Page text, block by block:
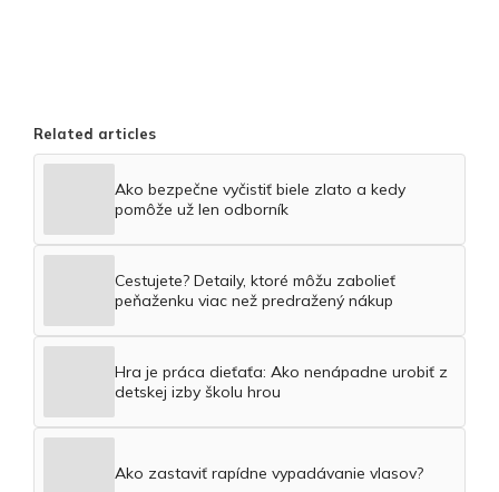
Related articles
Ako bezpečne vyčistiť biele zlato a kedy
pomôže už len odborník
Cestujete? Detaily, ktoré môžu zabolieť
peňaženku viac než predražený nákup
Hra je práca dieťaťa: Ako nenápadne urobiť z
detskej izby školu hrou
Ako zastaviť rapídne vypadávanie vlasov?